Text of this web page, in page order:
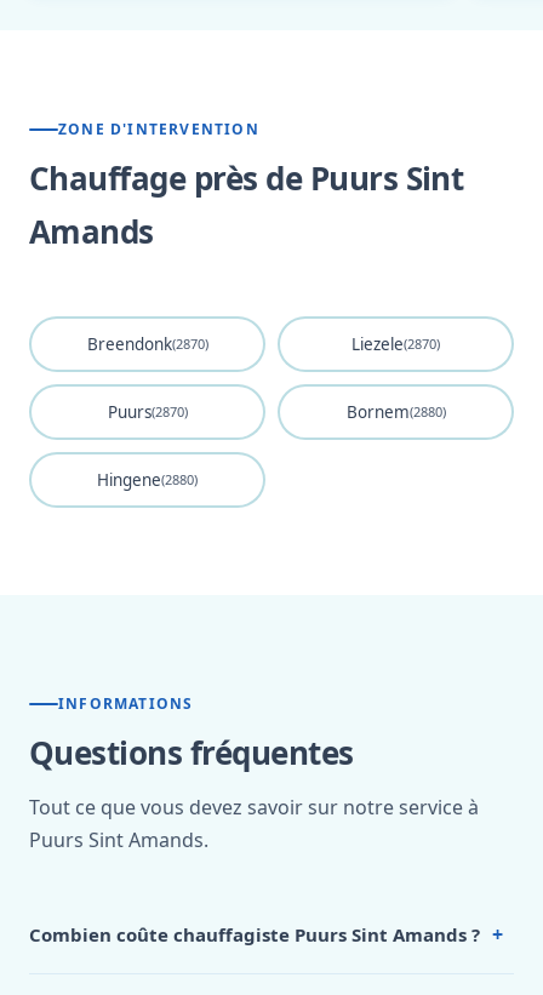
ZONE D'INTERVENTION
Chauffage près de Puurs Sint
Amands
Breendonk(2870) Liezele(2870)
Puurs(2870) Bornem(2880)
Hingene(2880)
INFORMATIONS
Questions fréquentes
Tout ce que vous devez savoir sur notre service à
Puurs Sint Amands.
Combien coûte chauffagiste Puurs Sint Amands ? +